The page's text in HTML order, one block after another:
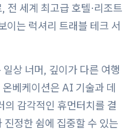
전 세계 최고급 호텔·리조트
이는 럭셔리 트래블 테크 서
상 너머, 깊이가 다른 여행
베케이션은 AI 기술과 데
감각적인 휴먼터치를 결
정한 쉼에 집중할 수 있는